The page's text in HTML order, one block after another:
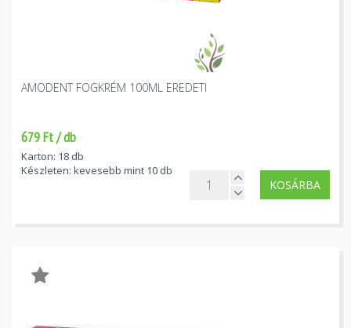
AMODENT FOGKRÉM 100ML EREDETI
679 Ft / db
Karton: 18 db
Készleten: kevesebb mint 10 db
KOSÁRBA